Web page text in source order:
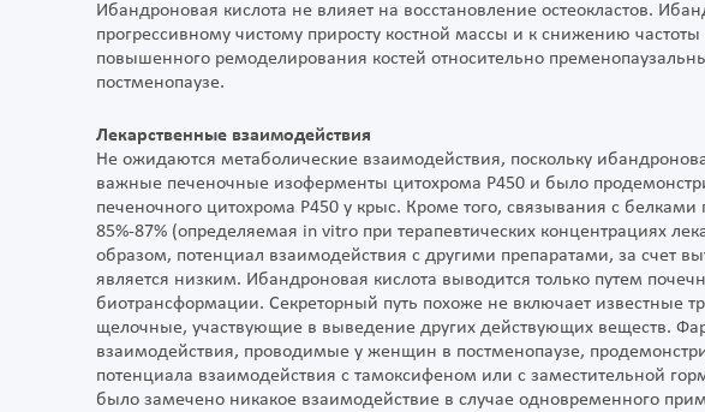
Ибандроновая кислота не влияет на восстановление остеокластов.
прогрессивному чистому приросту костной массы и к снижению
повышенного ремоделирования костей относительно
постменопаузе.
Лекарственные взаимодействия
Не ожидаются метаболические взаимодействия, поскольку
важные печеночные изоферменты цитохрома P450 и было
печеночного цитохрома Р450 у крыс. Кроме того, связывания с белками
85%-87% (определяемая in vitro при терапевтических концентрациях
образом, потенциал взаимодействия с другими препаратами, за счет
является низким. Ибандроновая кислота выводится только путем
биотрансформации. Секреторный путь похоже не включает известные
щелочные, участвующие в выведение других действующих веществ.
взаимодействия, проводимые у женщин в постменопаузе,
потенциала взаимодействия с тамоксифеном или с заместительной
было замечено никакое взаимодействие в случае одновременного